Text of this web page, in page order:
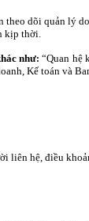
dõi quản lý
kịp thời.
như: “Quan hệ
Kế toán và
liên hệ, điều